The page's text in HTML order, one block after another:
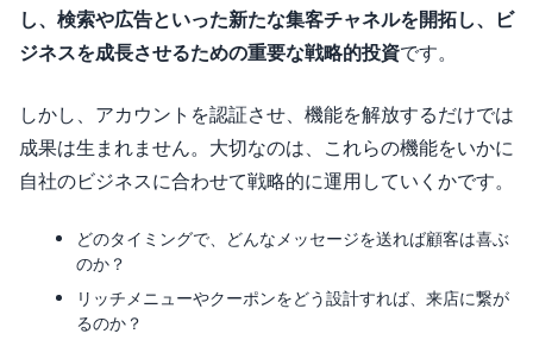
し、検索や広告といった新たな集客チャネルを開拓し、ビ
ジネスを成長させるための重要な戦略的投資です。
しかし、アカウントを認証させ、機能を解放するだけでは
成果は生まれません。大切なのは、これらの機能をいかに
自社のビジネスに合わせて戦略的に運用していくかです。
どのタイミングで、どんなメッセージを送れば顧客は喜ぶ
のか？
リッチメニューやクーポンをどう設計すれば、来店に繋が
るのか？